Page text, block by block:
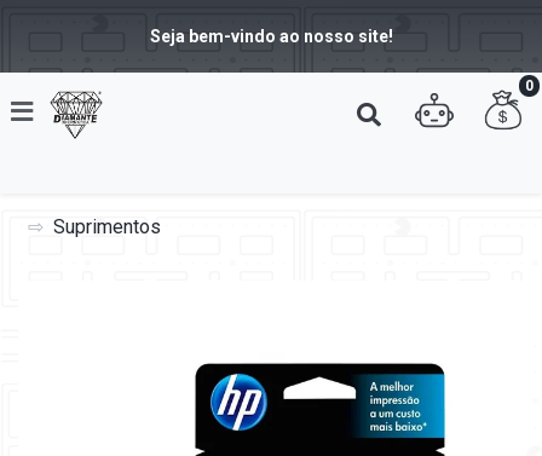
Seja bem-vindo ao nosso site!
0
Suprimentos